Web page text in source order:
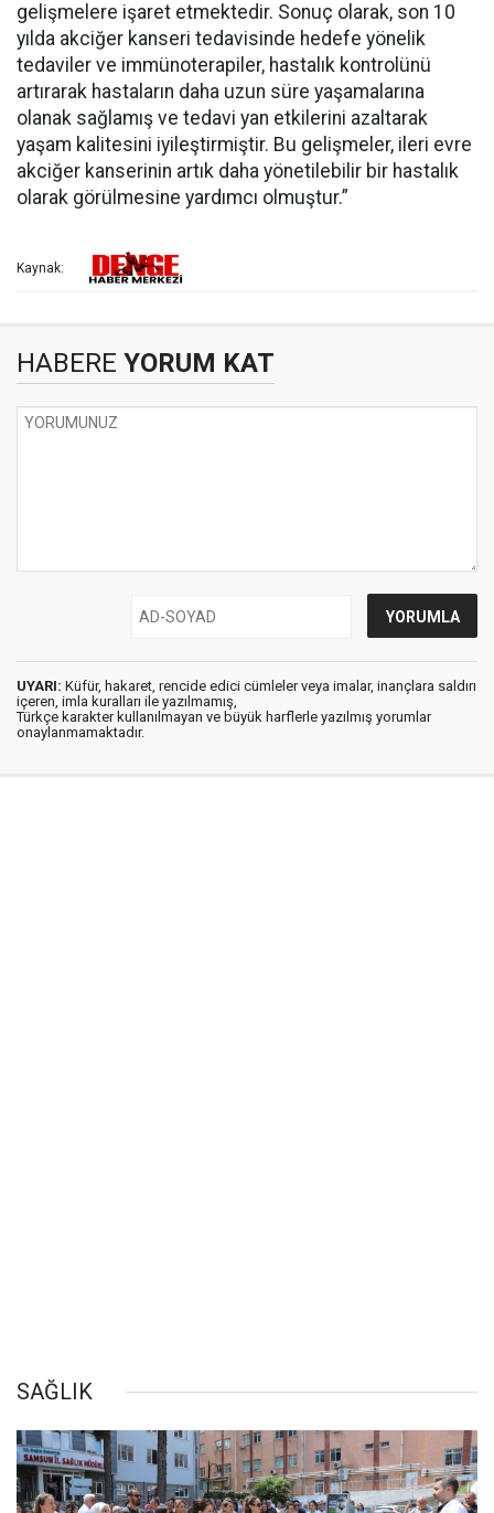
gelişmelere işaret etmektedir. Sonuç olarak, son 10
yılda akciğer kanseri tedavisinde hedefe yönelik
tedaviler ve immünoterapiler, hastalık kontrolünü
artırarak hastaların daha uzun süre yaşamalarına
olanak sağlamış ve tedavi yan etkilerini azaltarak
yaşam kalitesini iyileştirmiştir. Bu gelişmeler, ileri evre
akciğer kanserinin artık daha yönetilebilir bir hastalık
olarak görülmesine yardımcı olmuştur.”
Kaynak:
HABERE YORUM KAT
UYARI: Küfür, hakaret, rencide edici cümleler veya imalar, inançlara saldırı
içeren, imla kuralları ile yazılmamış,
Türkçe karakter kullanılmayan ve büyük harflerle yazılmış yorumlar
onaylanmamaktadır.
SAĞLIK